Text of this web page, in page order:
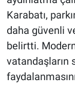
Karabatı,
daha güvenli
belirtti.
vatandaşların